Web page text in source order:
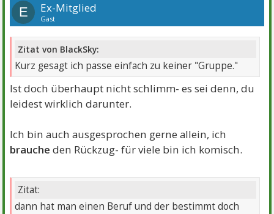
E Ex-Mitglied
Gast
Zitat von BlackSky:
Kurz gesagt ich passe einfach zu keiner "Gruppe."
Ist doch überhaupt nicht schlimm- es sei denn, du
leidest wirklich darunter.
Ich bin auch ausgesprochen gerne allein, ich
brauche den Rückzug- für viele bin ich komisch.
Zitat:
dann hat man einen Beruf und der bestimmt doch